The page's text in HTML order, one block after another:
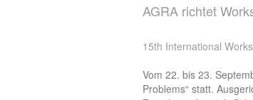
AGRA richtet
15th International
Vom 22. bis 23.
Problems“ statt.